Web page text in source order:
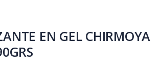
EN GEL CHIRMOYA